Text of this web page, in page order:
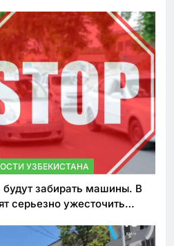
УЗБЕКИСТАНА
будут забирать машины. В
серьезно ужесточить